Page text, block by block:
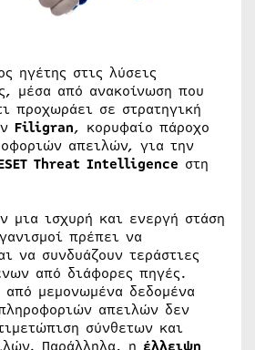
ηγέτης στις λύσεις
μέσα από ανακοίνωση που
προχωράει σε στρατηγική
Filigran, κορυφαίο πάροχο
απειλών, για την
Threat Intelligence στη
μια ισχυρή και ενεργή στάση
πρέπει να
να συνδυάζουν τεράστιες
από διάφορες πηγές.
μεμονωμένα δεδομένα
απειλών δεν
σύνθετων και